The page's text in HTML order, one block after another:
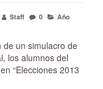
Staff 0
Año
de un simulacro de
los alumnos del
“Elecciones 2013